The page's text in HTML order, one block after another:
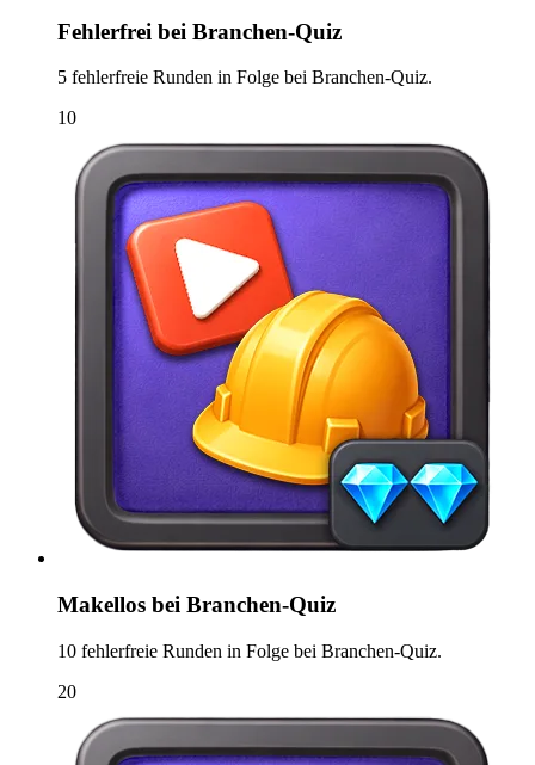
Fehlerfrei bei Branchen-Quiz
5 fehlerfreie Runden in Folge bei Branchen-Quiz.
10
Makellos bei Branchen-Quiz
10 fehlerfreie Runden in Folge bei Branchen-Quiz.
20